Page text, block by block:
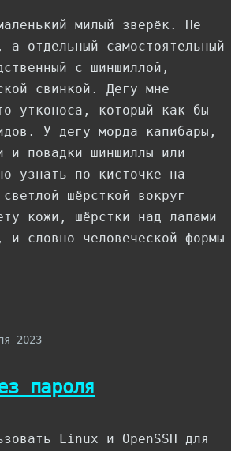
милый зверёк. Не
отдельный самостоятельный
с шиншиллой,
свинкой. Дегу мне
утконоса, который как бы
У дегу морда капибары,
и повадки шиншиллы или
узнать по кисточке на
шёрсткой вокруг
кожи, шёрстки над лапами
и словно человеческой формы
2023
пароля
Linux и OpenSSH для